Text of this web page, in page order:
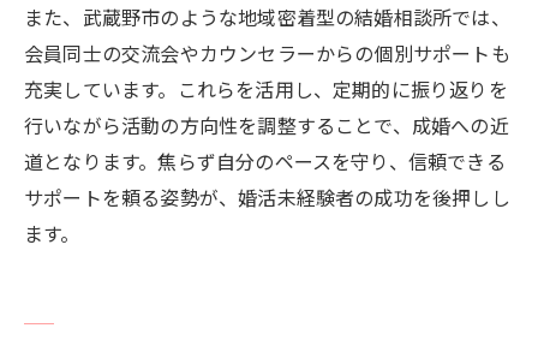
また、武蔵野市のような地域密着型の結婚相談所では、
会員同士の交流会やカウンセラーからの個別サポートも
充実しています。これらを活用し、定期的に振り返りを
行いながら活動の方向性を調整することで、成婚への近
道となります。焦らず自分のペースを守り、信頼できる
サポートを頼る姿勢が、婚活未経験者の成功を後押しし
ます。